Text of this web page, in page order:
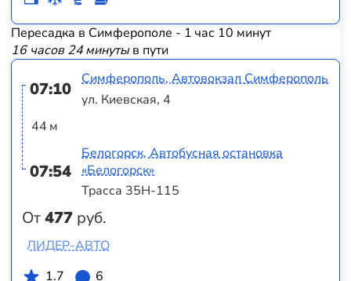
Пересадка в Симферополе - 1 час 10 минут
16 часов 24 минутыв пути
07:10
44 м
07:54
От477 руб.
Симферополь, Автовокзал Симферополь
ул. Киевская, 4
Белогорск, Автобусная остановка
«Белогорск»
Трасса 35Н-115
ЛИДЕР-АВТО
1.7
6